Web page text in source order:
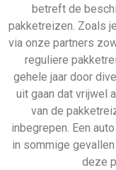
betreft de
pakketreizen. Zoals
via onze partners
reguliere
gehele jaar door
uit gaan dat vrijwel
van de
inbegrepen. Een
in sommige
deze